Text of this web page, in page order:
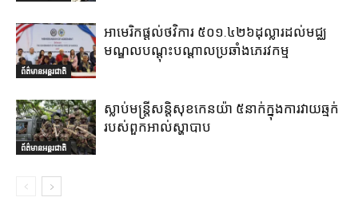
ព័ត៌មានអន្តរជាតិ
អាមេរិកផ្តល់ថវិការ ៥០១.៤២៦ដុល្លារដល់មជ្ឈ
មណ្ឌលបណ្តុះបណ្តាលប្រឆាំងភេរវកម្ម
ព័ត៌មានអន្តរជាតិ
ស្លាប់មន្ត្រីសន្តិសុខកេនយ៉ា ៥នាក់ក្នុងការវាយឆ្មក់
របស់ពួកអាល់ស្ហាបាប